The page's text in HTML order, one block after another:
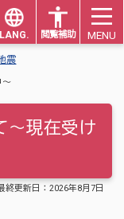
LANG. 閲覧補助 MENU
震
～現在受け
終更新日： 2026年8月7日